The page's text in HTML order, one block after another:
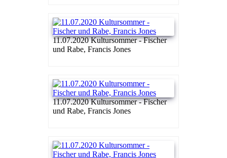
11.07.2020 Kultursommer - Fischer
und Rabe, Francis Jones
11.07.2020 Kultursommer - Fischer
und Rabe, Francis Jones